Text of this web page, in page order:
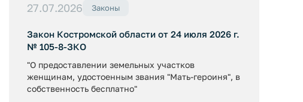
27.07.2026 Законы
Закон Костромской области от 24 июля 2026 г.
№ 105-8-ЗКО
"О предоставлении земельных участков
женщинам, удостоенным звания "Мать-героиня", в
собственность бесплатно"